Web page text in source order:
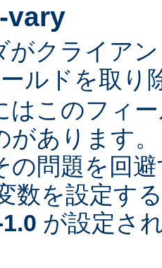
vary
がクライア
ルドを取り
はこのフィ
があります
の問題を回
数を設定す
が設定さ